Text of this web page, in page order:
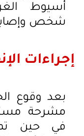
أسيوط
شخص وإصابة 15
إجراءات
بعد وقوع
مشرحة
في حين